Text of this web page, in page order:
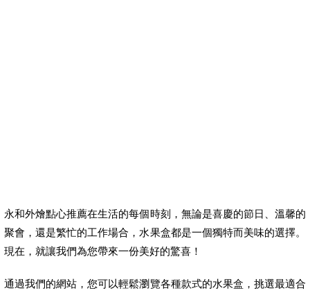
永和外燴點心推薦在生活的每個時刻，無論是喜慶的節日、溫馨的
聚會，還是繁忙的工作場合，水果盒都是一個獨特而美味的選擇。
現在，就讓我們為您帶來一份美好的驚喜！
通過我們的網站，您可以輕鬆瀏覽各種款式的水果盒，挑選最適合